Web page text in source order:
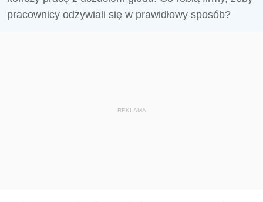
pracownicy odżywiali się w prawidłowy sposób?
REKLAMA